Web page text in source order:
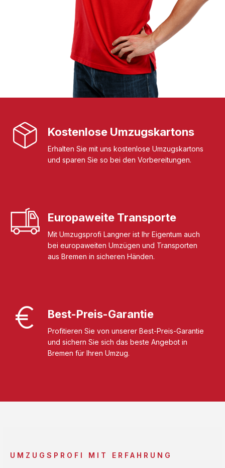
Kostenlose Umzugskartons
Erhalten Sie mit uns kostenlose Umzugskartons
und sparen Sie so bei den Vorbereitungen.
Europaweite Transporte
Mit Umzugsprofi Langner ist Ihr Eigentum auch
bei europaweiten Umzügen und Transporten
aus Bremen in sicheren Händen.
Best-Preis-Garantie
Profitieren Sie von unserer Best-Preis-Garantie
und sichern Sie sich das beste Angebot in
Bremen für Ihren Umzug.
UMZUGSPROFI MIT ERFAHRUNG